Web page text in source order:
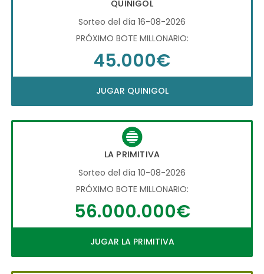
QUINIGOL
Sorteo del día 16-08-2026
PRÓXIMO BOTE MILLONARIO:
45.000€
JUGAR QUINIGOL
LA PRIMITIVA
Sorteo del día 10-08-2026
PRÓXIMO BOTE MILLONARIO:
56.000.000€
JUGAR LA PRIMITIVA